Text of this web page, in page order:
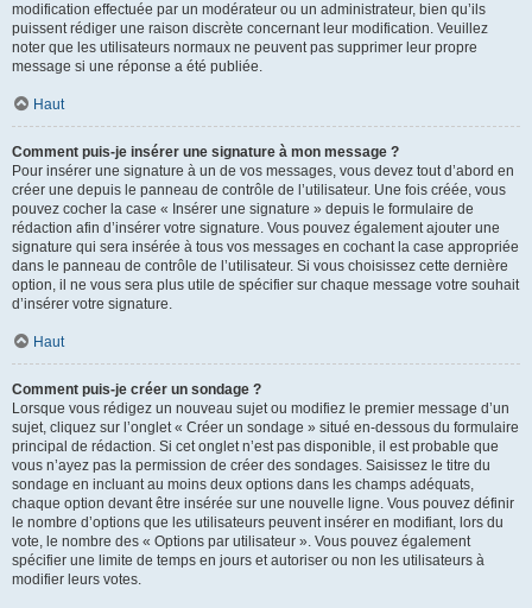
modification effectuée par un modérateur ou un administrateur, bien qu’ils
puissent rédiger une raison discrète concernant leur modification. Veuillez
noter que les utilisateurs normaux ne peuvent pas supprimer leur propre
message si une réponse a été publiée.
Haut
Comment puis-je insérer une signature à mon message ?
Pour insérer une signature à un de vos messages, vous devez tout d’abord en
créer une depuis le panneau de contrôle de l’utilisateur. Une fois créée, vous
pouvez cocher la case « Insérer une signature » depuis le formulaire de
rédaction afin d’insérer votre signature. Vous pouvez également ajouter une
signature qui sera insérée à tous vos messages en cochant la case appropriée
dans le panneau de contrôle de l’utilisateur. Si vous choisissez cette dernière
option, il ne vous sera plus utile de spécifier sur chaque message votre souhait
d’insérer votre signature.
Haut
Comment puis-je créer un sondage ?
Lorsque vous rédigez un nouveau sujet ou modifiez le premier message d’un
sujet, cliquez sur l’onglet « Créer un sondage » situé en-dessous du formulaire
principal de rédaction. Si cet onglet n’est pas disponible, il est probable que
vous n’ayez pas la permission de créer des sondages. Saisissez le titre du
sondage en incluant au moins deux options dans les champs adéquats,
chaque option devant être insérée sur une nouvelle ligne. Vous pouvez définir
le nombre d’options que les utilisateurs peuvent insérer en modifiant, lors du
vote, le nombre des « Options par utilisateur ». Vous pouvez également
spécifier une limite de temps en jours et autoriser ou non les utilisateurs à
modifier leurs votes.